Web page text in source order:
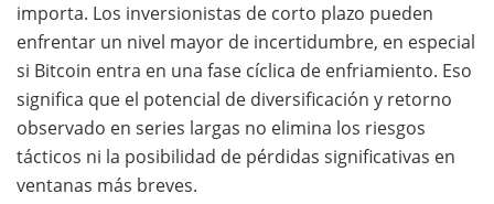
importa. Los inversionistas de corto plazo pueden
enfrentar un nivel mayor de incertidumbre, en especial
si Bitcoin entra en una fase cíclica de enfriamiento. Eso
significa que el potencial de diversificación y retorno
observado en series largas no elimina los riesgos
tácticos ni la posibilidad de pérdidas significativas en
ventanas más breves.